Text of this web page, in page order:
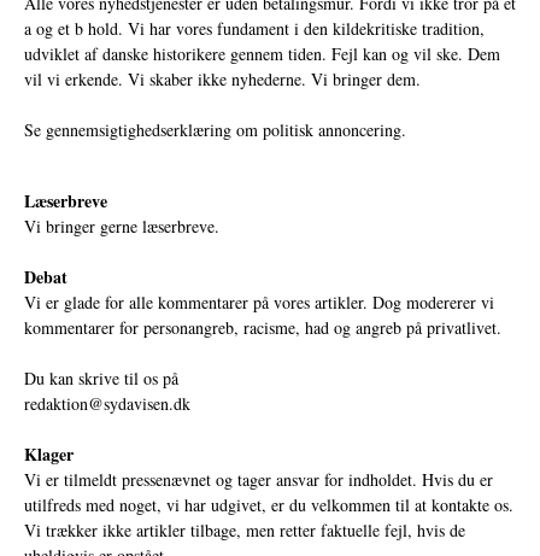
a og et b hold. Vi har vores fundament i den kildekritiske tradition,
udviklet af danske historikere gennem tiden. Fejl kan og vil ske. Dem
vil vi erkende. Vi skaber ikke nyhederne. Vi bringer dem.
Se gennemsigtighedserklæring om politisk annoncering.
Læserbreve
Vi bringer gerne læserbreve.
Debat
Vi er glade for alle kommentarer på vores artikler. Dog modererer vi
kommentarer for personangreb, racisme, had og angreb på privatlivet.
Du kan skrive til os på
redaktion@sydavisen.dk
Klager
Vi er tilmeldt pressenævnet og tager ansvar for indholdet. Hvis du er
utilfreds med noget, vi har udgivet, er du velkommen til at kontakte os.
Vi trækker ikke artikler tilbage, men retter faktuelle fejl, hvis de